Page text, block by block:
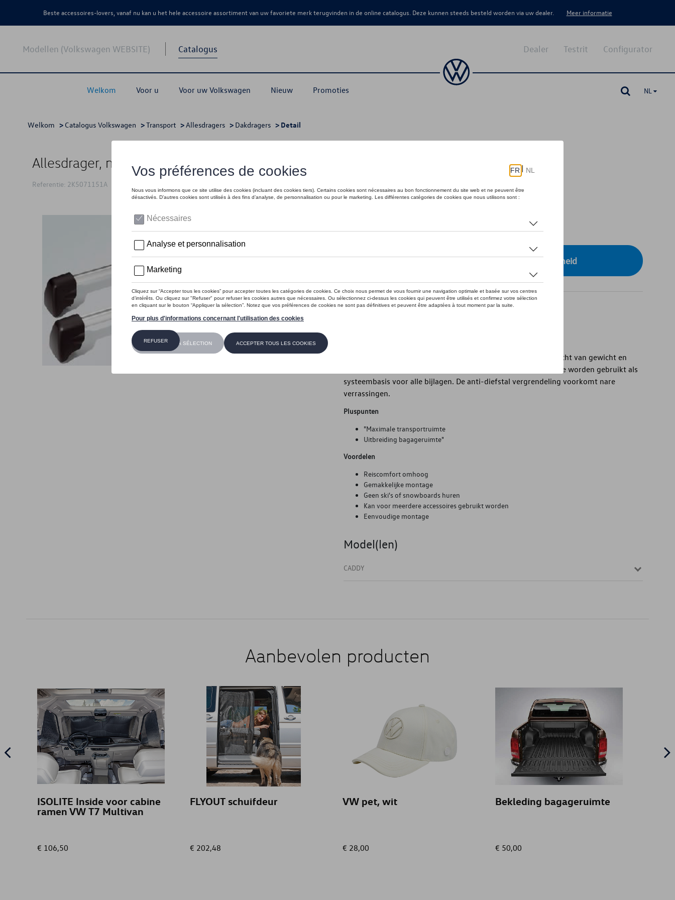
Beste accessoires-lovers, vanaf nu kan u het hele accessoire assortiment van uw favoriete merk terugvinden in de online catalogus. Deze kunnen steeds besteld worden via uw dealer. Meer informatie
Modellen (Volkswagen WEBSITE) Catalogus
Welkom Voor u Voor uw Volkswagen Nieuw Promoties
Configurator
Testrit
Dealer
NL
Welkom > Catalogus Volkswagen >Transport >Allesdragers > Dakdragers > Detail
Allesdrager, met 2 overbruggingsprofielen, nieuw draagprofiel voor extra functies
Referentie: 2K5071151A
Dit product is momenteel niet op stock
Contacteer uw dealer voor beschikbaarheid
Introductie
De originele Volkswagen steunstangen zijn stabiel maar toch licht van gewicht en
eenvoudig te bevestigen aan de dakrails van uw Volkswagen. Ze worden gebruikt als
systeembasis voor alle bijlagen. De anti-diefstal vergrendeling voorkomt nare
verrassingen.
Pluspunten
"Maximale transportruimte
Uitbreiding bagageruimte"
Voordelen
Reiscomfort omhoog
Gemakkelijke montage
Geen ski's of snowboards huren
Kan voor meerdere accessoires gebruikt worden
Eenvoudige montage
Model(len)
CADDY
Aanbevolen producten
ISOLITE Inside voor cabine
ramen VW T7 Multivan
€ 106,50
FLYOUT schuifdeur
€ 202,48
VW pet, wit
€ 28,00
Bekleding bagageruimte
€ 50,00